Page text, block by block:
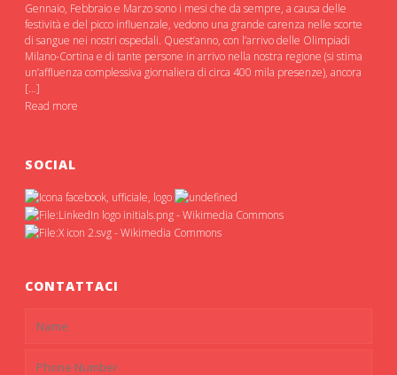
Gennaio, Febbraio e Marzo sono i mesi che da sempre, a causa delle
festività e del picco influenzale, vedono una grande carenza nelle scorte
di sangue nei nostri ospedali. Quest’anno, con l’arrivo delle Olimpiadi
Milano-Cortina e di tante persone in arrivo nella nostra regione (si stima
un’affluenza complessiva giornaliera di circa 400 mila presenze), ancora
[…]
Read more
SOCIAL
CONTATTACI